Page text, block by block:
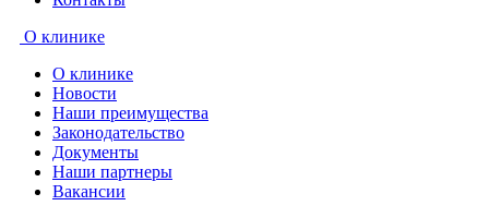
О клинике
О клинике
Новости
Наши преимущества
Законодательство
Документы
Наши партнеры
Вакансии